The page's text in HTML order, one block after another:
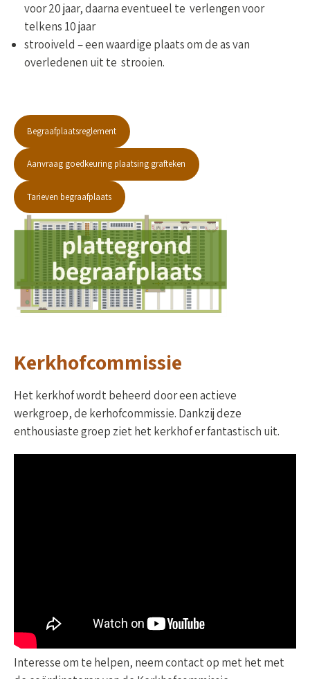
voor 20 jaar, daarna eventueel te verlengen voor
telkens 10 jaar
strooiveld – een waardige plaats om de as van
overledenen uit te strooien.
Begraafplaatsreglement
Aanvraag goedkeuring plaatsing grafteken
Tarieven begraafplaats
Kerkhofcommissie
Het kerkhof wordt beheerd door een actieve
werkgroep, de kerhofcommissie. Dankzij deze
enthousiaste groep ziet het kerkhof er fantastisch uit.
Interesse om te helpen, neem contact op met het met